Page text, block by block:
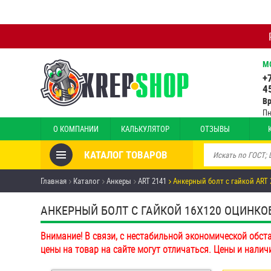
О КОМПАНИИ КАЛЬКУЛЯТОР ОТЗЫВЫ
КАТАЛОГ ТОВАРОВ
Товары со скидкой
Анкеры
Антивандальный крепёж,
инструмент
Болты и винты
Главная Каталог Анкеры ART 2141 Анкерный болт с гайкой ART
АНКЕРНЫЙ БОЛТ С ГАЙКОЙ 16Х120
Внимание! В связи, с нестабильной экономической
цены на товар на сайте могут отличаться. Цены и